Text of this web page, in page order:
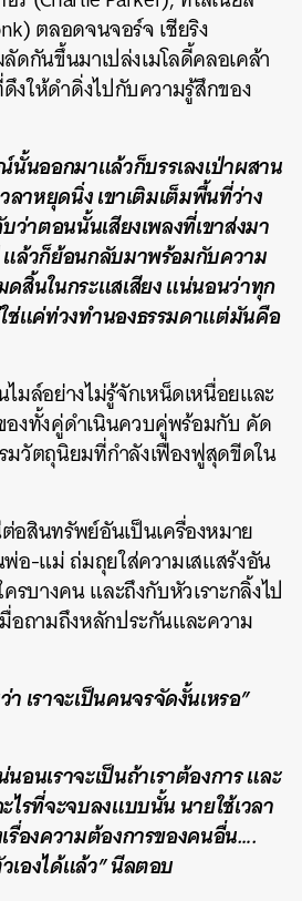
ตลอดจนจอร์จ เชียริง
ดกันขึ้นมาเปล่งเมโลดี้คลอเคล้า
ดึงให้ดำดิ่งไปกับความรู้สึกของ
นั้นออกมาแล้วก็บรรเลงเป่าผสาน
ลาหยุดนิ่ง เขาเติมเต็มพื้นที่ว่าง
ว่าตอนนั้นเสียงเพลงที่เขาส่งมา
ล้วก็ย้อนกลับมาพร้อมกับความ
สิ้นในกระแสเสียง แน่นอนว่าทุก
ช่แค่ท่วงทำนองธรรมดาแต่มันคือ
มล์อย่างไม่รู้จักเหน็ดเหนื่อยและ
งทั้งคู่ดำเนินควบคู่พร้อมกับ คัด
วัตถุนิยมที่กำลังเฟื่องฟูสุดขีดใน
อสินทรัพย์อันเป็นเครื่องหมาย
อ-แม่ ถ่มถุยใส่ความเสแสร้งอัน
รบางคน และถึงกับหัวเราะกลิ้งไป
อถามถึงหลักประกันและความ
เราจะเป็นคนจรจัดงั้นเหรอ”
อนเราจะเป็นถ้าเราต้องการ และ
ไรที่จะจบลงแบบนั้น นายใช้เวลา
รื่องความต้องการของคนอื่น….
องได้แล้ว” นีลตอบ
LINE EMAIL